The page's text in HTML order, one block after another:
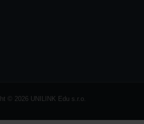
© 2026 UNILINK Edu s.r.o.